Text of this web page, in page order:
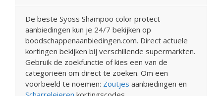
De beste Syoss Shampoo color protect
aanbiedingen kun je 24/7 bekijken op
boodschappenaanbiedingen.com. Direct actuele
kortingen bekijken bij verschillende supermarkten.
Gebruik de zoekfunctie of kies een van de
categorieën om direct te zoeken. Om een
voorbeeld te noemen: Zoutjes aanbiedingen en